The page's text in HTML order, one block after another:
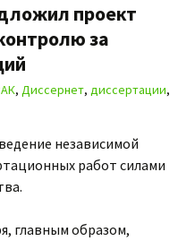
проект
за
, Диссернет, диссертации,
независимой
работ силами
главным образом,